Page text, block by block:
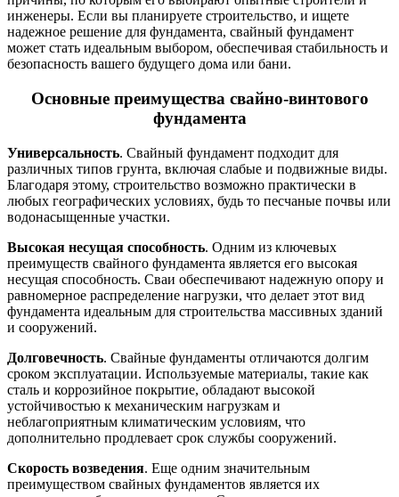
инженеры. Если вы планируете строительство, и ищете
надежное решение для фундамента, свайный фундамент
может стать идеальным выбором, обеспечивая стабильность и
безопасность вашего будущего дома или бани.
Основные преимущества свайно-винтового
фундамента
Универсальность. Свайный фундамент подходит для
различных типов грунта, включая слабые и подвижные виды.
Благодаря этому, строительство возможно практически в
любых географических условиях, будь то песчаные почвы или
водонасыщенные участки.
Высокая несущая способность. Одним из ключевых
преимуществ свайного фундамента является его высокая
несущая способность. Сваи обеспечивают надежную опору и
равномерное распределение нагрузки, что делает этот вид
фундамента идеальным для строительства массивных зданий
и сооружений.
Долговечность. Свайные фундаменты отличаются долгим
сроком эксплуатации. Используемые материалы, такие как
сталь и коррозийное покрытие, обладают высокой
устойчивостью к механическим нагрузкам и
неблагоприятным климатическим условиям, что
дополнительно продлевает срок службы сооружений.
Скорость возведения. Еще одним значительным
преимуществом свайных фундаментов является их